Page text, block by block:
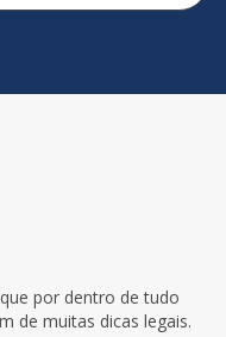
por dentro de tudo
de muitas dicas legais.